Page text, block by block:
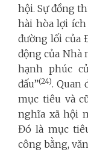
hội. Sự đồng
hài hòa lợi
đường lối của
động của Nhà
hạnh phúc
đấu”(24). Quan
mục tiêu và
nghĩa xã hội
Đó là mục
công bằng,